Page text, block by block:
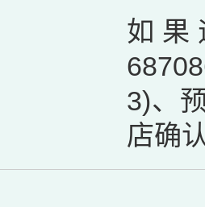
如果
3)、
店确